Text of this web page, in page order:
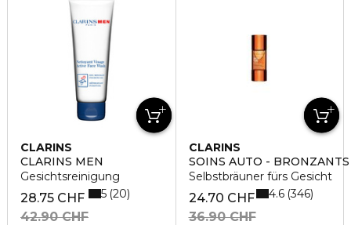
CLARINS
CLARINS MEN
Gesichtsreinigung
28.75 CHF
42.90 CHF
5 20
CLARINS
SOINS AUTO - BRONZANTS
Selbstbräuner fürs Gesicht
24.70 CHF
36.90 CHF
4.6 346